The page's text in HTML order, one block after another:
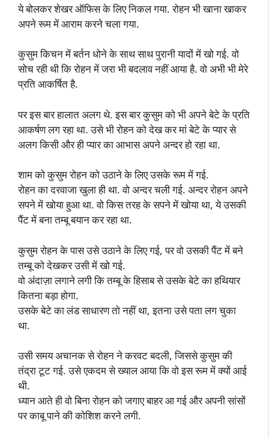
ये बोलकर शेखर ऑफिस के लिए निकल गया. रोहन भी खाना खाकर
अपने रूम में आराम करने चला गया.
कुसुम किचन में बर्तन धोने के साथ साथ पुरानी यादों में खो गई. वो
सोच रही थी कि रोहन में जरा भी बदलाव नहीं आया है. वो अभी भी मेरे
प्रति आकर्षित है.
पर इस बार हालात अलग थे. इस बार कुसुम को भी अपने बेटे के प्रति
आकर्षण लग रहा था. उसे भी रोहन को देख कर मां बेटे के प्यार से
अलग किसी और ही प्यार का आभास अपने अन्दर हो रहा था.
शाम को कुसुम रोहन को उठाने के लिए उसके रूम में गई.
रोहन का दरवाजा खुला ही था. वो अन्दर चली गई. अन्दर रोहन अपने
सपने में खोया हुआ था. वो किस तरह के सपने में खोया था, ये उसकी
पैंट में बना तम्बू बयान कर रहा था.
कुसुम रोहन के पास उसे उठाने के लिए गई, पर वो उसकी पैंट में बने
तम्बू को देखकर उसी में खो गई.
वो अंदाज़ा लगाने लगी कि तम्बू के हिसाब से उसके बेटे का हथियार
कितना बड़ा होगा.
उसके बेटे का लंड साधारण तो नहीं था, इतना उसे पता लग चुका
था.
उसी समय अचानक से रोहन ने करवट बदली, जिससे कुसुम की
तंद्रा टूट गई. उसे एकदम से ख्याल आया कि वो इस रूम में क्यों आई
थी.
ध्यान आते ही वो बिना रोहन को जगाए बाहर आ गई और अपनी सांसों
पर काबू पाने की कोशिश करने लगी.